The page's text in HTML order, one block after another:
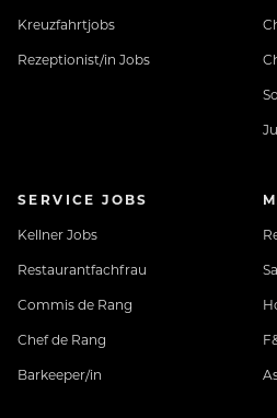
Kreuzfahrtjobs
Rezeptionist/in Jobs
SERVICE JOBS
Kellner Jobs
Restaurantfachfrau
Commis de Rang
Chef de Rang
Barkeeper/in